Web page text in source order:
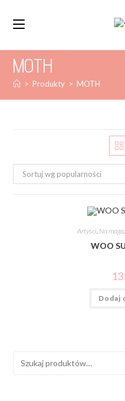
MOTH
> Produkty > MOTH
Sortuj wg popularności
Artyści, Na
WOO
Dodaj